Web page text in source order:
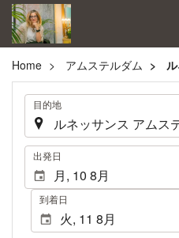
Home アムステルダム
. 目的地
. 出発日
到着日